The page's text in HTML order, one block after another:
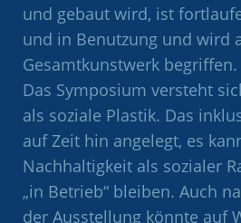
und gebaut wird, ist
und in Benutzung und wird
Gesamtkunstwerk begriffen.
Das Symposium versteht
als soziale Plastik. Das
auf Zeit hin angelegt, es
Nachhaltigkeit als sozialer
„in Betrieb“ bleiben. Auch
der Ausstellung könnte auf